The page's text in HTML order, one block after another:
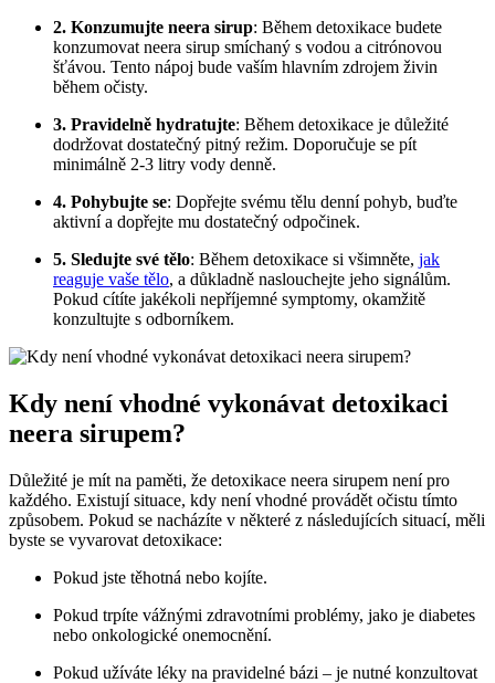
2. Konzumujte neera sirup: Během detoxikace budete
konzumovat neera sirup smíchaný s vodou a citrónovou
šťávou. Tento nápoj bude vaším hlavním zdrojem živin
během očisty.
3. Pravidelně hydratujte: Během detoxikace je důležité
dodržovat dostatečný pitný režim. Doporučuje se pít
minimálně 2-3 litry vody denně.
4. Pohybujte se: Dopřejte svému tělu denní pohyb, buďte
aktivní a dopřejte mu dostatečný odpočinek.
5. Sledujte své tělo: Během detoxikace si všimněte, jak
reaguje vaše tělo, a důkladně naslouchejte jeho signálům.
Pokud cítíte jakékoli nepříjemné symptomy, okamžitě
konzultujte s odborníkem.
Kdy není vhodné vykonávat detoxikaci
neera sirupem?
Důležité je mít na paměti, že detoxikace neera sirupem není pro
každého. Existují situace, kdy není vhodné provádět očistu tímto
způsobem. Pokud se nacházíte v některé z následujících situací, měli
byste se vyvarovat detoxikace:
Pokud jste těhotná nebo kojíte.
Pokud trpíte vážnými zdravotními problémy, jako je diabetes
nebo onkologické onemocnění.
Pokud užíváte léky na pravidelné bázi – je nutné konzultovat